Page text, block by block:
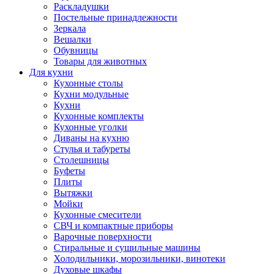
Раскладушки
Постельные принадлежности
Зеркала
Вешалки
Обувницы
Товары для животных
Для кухни
Кухонные столы
Кухни модульные
Кухни
Кухонные комплекты
Кухонные уголки
Диваны на кухню
Стулья и табуреты
Столешницы
Буфеты
Плиты
Вытяжки
Мойки
Кухонные смесители
СВЧ и компактные приборы
Варочные поверхности
Стиральные и сушильные машины
Холодильники, морозильники, винотеки
Духовые шкафы